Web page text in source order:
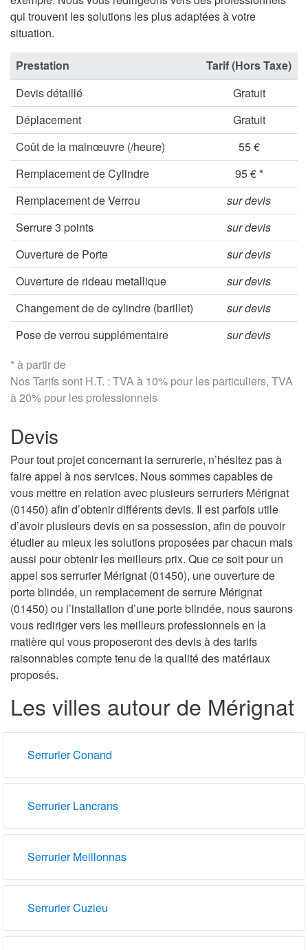
qui trouvent les solutions les plus adaptées à votre
situation.
* à partir de
Nos Tarifs sont H.T. : TVA à 10% pour les particuliers, TVA
à 20% pour les professionnels
Prestation
Tarif (Hors Taxe)
Devis détaillé
Gratuit
Déplacement
Gratuit
Coût de la mainœuvre (/heure)
55 €
Remplacement de Cylindre
95 € *
Remplacement de Verrou
sur devis
Serrure 3 points
sur devis
Ouverture de Porte
sur devis
Ouverture de rideau metallique
sur devis
Changement de de cylindre (barillet)
sur devis
Pose de verrou supplémentaire
sur devis
Devis
Pour tout projet concernant la serrurerie, n’hésitez pas à
faire appel à nos services. Nous sommes capables de
vous mettre en relation avec plusieurs serruriers Mérignat
(01450) afin d’obtenir différents devis. Il est parfois utile
d’avoir plusieurs devis en sa possession, afin de pouvoir
étudier au mieux les solutions proposées par chacun mais
aussi pour obtenir les meilleurs prix. Que ce soit pour un
appel sos serrurier Mérignat (01450), une ouverture de
porte blindée, un remplacement de serrure Mérignat
(01450) ou l’installation d’une porte blindée, nous saurons
vous rediriger vers les meilleurs professionnels en la
matière qui vous proposeront des devis à des tarifs
raisonnables compte tenu de la qualité des matériaux
proposés.
Les villes autour de Mérignat
Serrurier Conand
Serrurier Lancrans
Serrurier Meillonnas
Serrurier Cuzieu